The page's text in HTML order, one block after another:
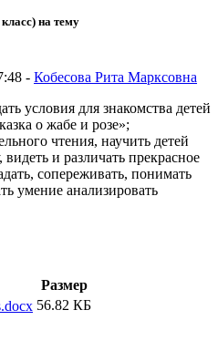
на тему
- Кобесова Рита Марксовна
условия для знакомства детей
о жабе и розе»;
чтения, научить детей
и различать прекрасное
сопереживать, понимать
умение анализировать
Размер
56.82 КБ